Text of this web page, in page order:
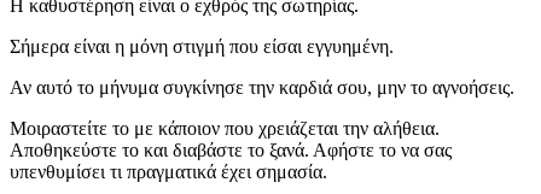
Η καθυστέρηση είναι ο εχθρός της σωτηρίας.
Σήμερα είναι η μόνη στιγμή που είσαι εγγυημένη.
Αν αυτό το μήνυμα συγκίνησε την καρδιά σου, μην το αγνοήσεις.
Μοιραστείτε το με κάποιον που χρειάζεται την αλήθεια.
Αποθηκεύστε το και διαβάστε το ξανά. Αφήστε το να σας
υπενθυμίσει τι πραγματικά έχει σημασία.